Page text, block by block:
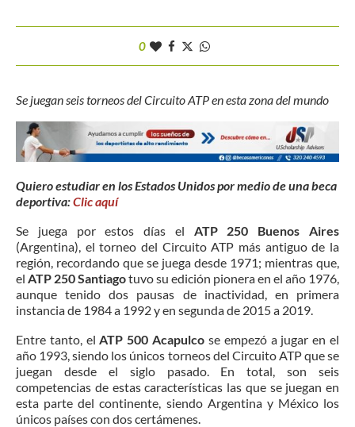
0
Se juegan seis torneos del Circuito ATP en esta zona del mundo
Quiero estudiar en los Estados Unidos por medio de una beca
deportiva:Clic aquí
Se juega por estos días el ATP 250 Buenos Aires
(Argentina), el torneo del Circuito ATP más antiguo de la
región, recordando que se juega desde 1971; mientras que,
el ATP 250 Santiagotuvo su edición pionera en el año 1976,
aunque tenido dos pausas de inactividad, en primera
instancia de 1984 a 1992 y en segunda de 2015 a 2019.
Entre tanto, el ATP 500 Acapulco se empezó a jugar en el
año 1993, siendo los únicos torneos del Circuito ATP que se
juegan desde el siglo pasado. En total, son seis
competencias de estas características las que se juegan en
esta parte del continente, siendo Argentina y México los
únicos países con dos certámenes.